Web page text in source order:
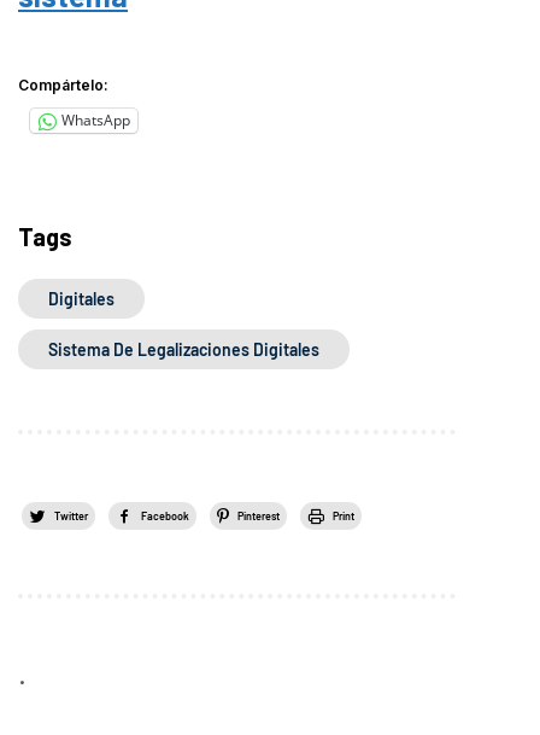
Compártelo:
WhatsApp
Tags
Digitales
Sistema De Legalizaciones Digitales
Twitter Facebook Pinterest Print
.